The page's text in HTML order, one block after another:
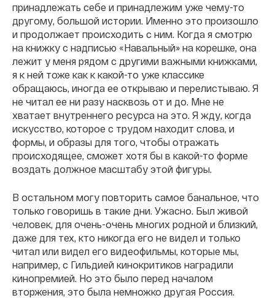
принадлежать себе и принадлежим уже чему-то
другому, большой истории. Именно это произошло
и продолжает происходить с ним. Когда я смотрю
на книжку с надписью «Навальный» на корешке, она
лежит у меня рядом с другими важными книжками,
я к ней тоже как к какой-то уже классике
обращаюсь, иногда ее открываю и перелистываю. Я
не читал ее ни разу насквозь от и до. Мне не
хватает внутреннего ресурса на это. Я жду, когда
искусство, которое с трудом находит слова, и
формы, и образы для того, чтобы отражать
происходящее, сможет хотя бы в какой-то форме
воздать должное масштабу этой фигуры.
В остальном могу повторить самое банальное, что
только говоришь в такие дни. Ужасно. Был живой
человек, для очень-очень многих родной и близкий,
даже для тех, кто никогда его не видел и только
читал или видел его видеофильмы, которые мы,
например, с Гильдией кинокритиков наградили
кинопремией. Но это было перед началом
вторжения, это была немножко другая Россия.